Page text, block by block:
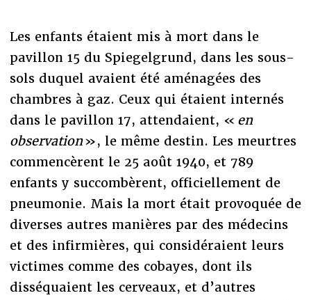
Les enfants étaient mis à mort dans le
pavillon 15 du Spiegelgrund, dans les sous-
sols duquel avaient été aménagées des
chambres à gaz. Ceux qui étaient internés
dans le pavillon 17, attendaient, « en
observation», le même destin. Les meurtres
commencèrent le 25 août 1940, et 789
enfants y succombèrent, officiellement de
pneumonie. Mais la mort était provoquée de
diverses autres manières par des médecins
et des infirmières, qui considéraient leurs
victimes comme des cobayes, dont ils
disséquaient les cerveaux, et d’autres